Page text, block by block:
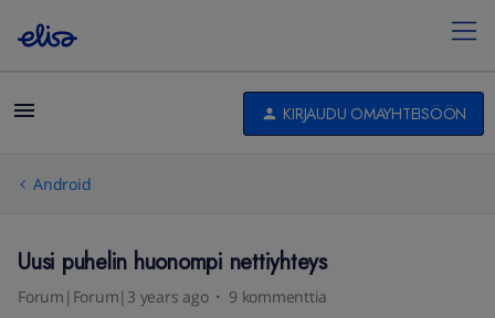
KIRJAUDU OMAYHTEISÖÖN
Android
Uusi puhelin huonompi nettiyhteys
Forum|Forum|3 years ago 9 kommenttia